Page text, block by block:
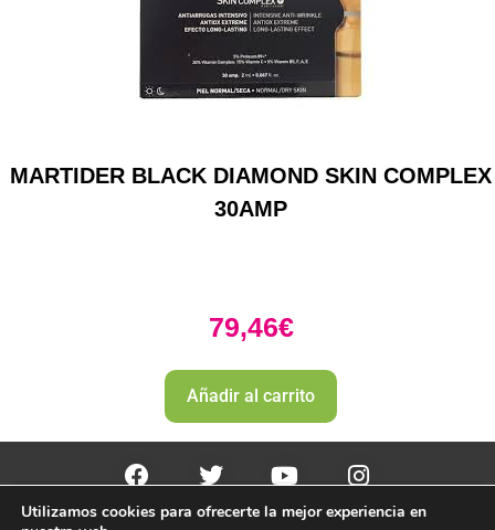
MARTIDER BLACK DIAMOND SKIN COMPLEX
30AMP
79,46€
Añadir al carrito
PharmaZone © 2022 | |Politica envio y devoluciones.
Utilizamos cookies para ofrecerte la mejor experiencia en